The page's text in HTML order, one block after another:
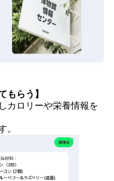
もらう】
カロリーや栄養情報を
。